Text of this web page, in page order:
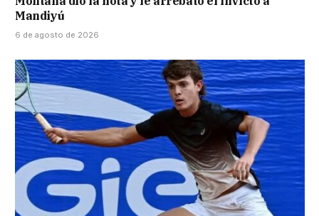
Mandiyú
6 de agosto de 2026